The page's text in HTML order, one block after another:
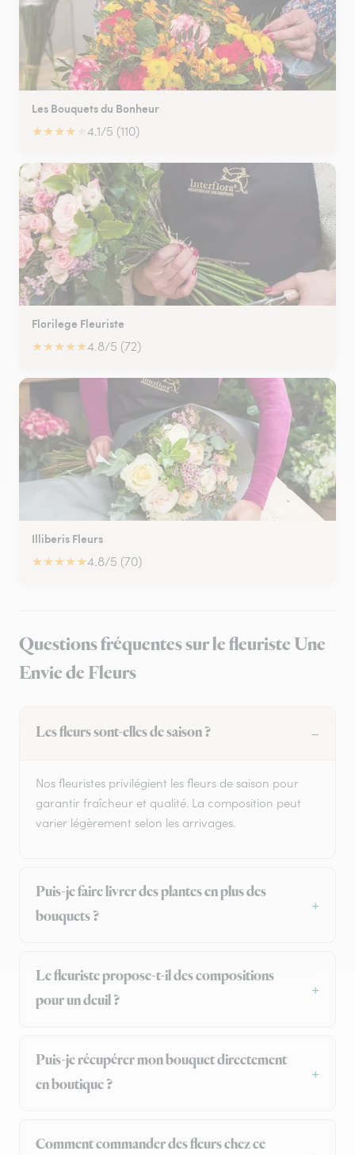
Les Bouquets du Bonheur
★★★★ 4.1/5 (110)
Florilege Fleuriste
★★★★★4.8/5 (72)
Illiberis Fleurs
★★★★★4.8/5 (70)
Questions fréquentes sur le fleuriste Une
Envie de Fleurs
Les fleurs sont-elles de saison ?
Nos fleuristes privilégient les fleurs de saison pour
garantir fraîcheur et qualité. La composition peut
varier légèrement selon les arrivages.
Puis-je faire livrer des plantes en plus des
bouquets ?
Le fleuriste propose-t-il des compositions
pour un deuil ?
Puis-je récupérer mon bouquet directement
en boutique ?
Comment commander des fleurs chez ce